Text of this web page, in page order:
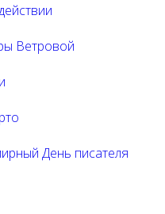
Ветровой
День писателя